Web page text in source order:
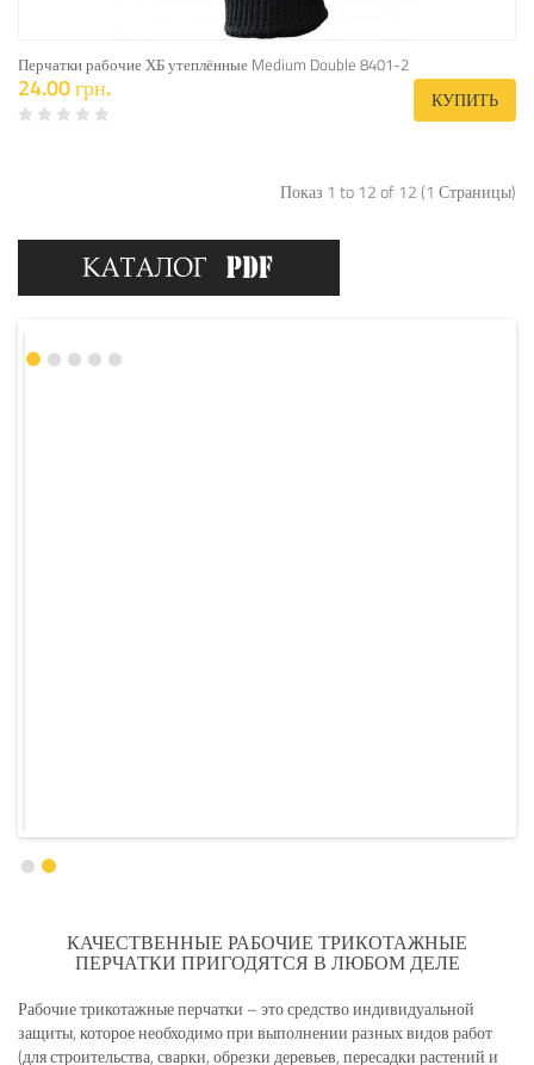
Перчатки рабочие ХБ утеплённые Medium Double 8401-2
24.00 грн. КУПИТЬ
Показ 1 to 12 of 12 (1 Страницы)
КАЧЕСТВЕННЫЕ РАБОЧИЕ ТРИКОТАЖНЫЕ
ПЕРЧАТКИ ПРИГОДЯТСЯ В ЛЮБОМ ДЕЛЕ
Рабочие трикотажные перчатки – это средство индивидуальной
защиты, которое необходимо при выполнении разных видов работ
(для строительства, сварки, обрезки деревьев, пересадки растений и